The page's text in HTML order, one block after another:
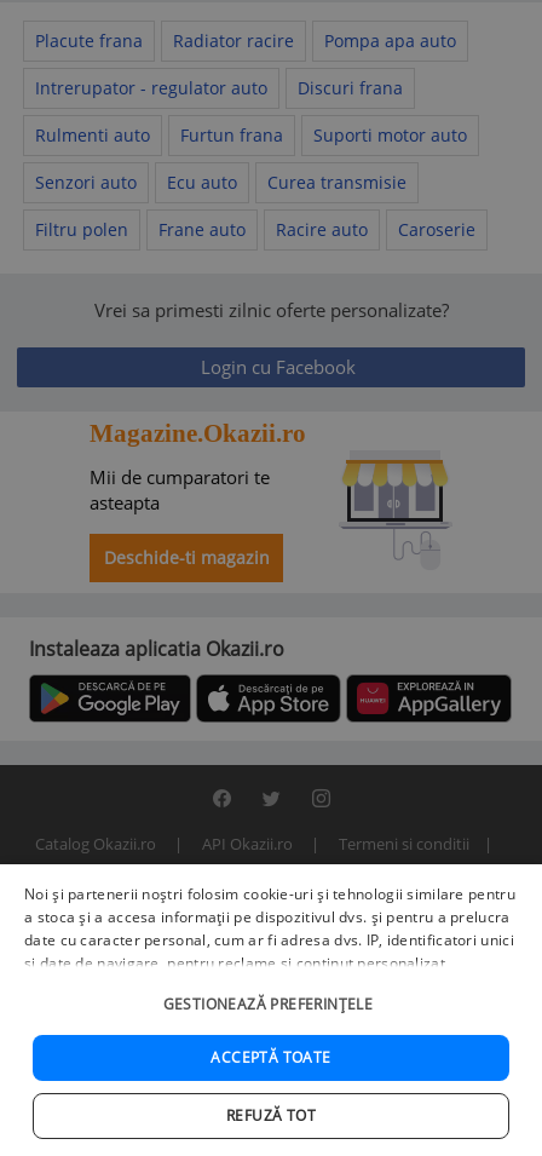
Acasa Cautare Cos Favorite Contul meu
Placute frana Radiator racire Pompa apa auto
Intrerupator - regulator auto Discuri frana
Rulmenti auto Furtun frana Suporti motor auto
Senzori auto Ecu auto Curea transmisie
Filtru polen Frane auto Racire auto Caroserie
Vrei sa primesti zilnic oferte personalizate?
Login cu Facebook
Magazine.Okazii.ro
Mii de cumparatori te
asteapta
Deschide-ti magazin
Instaleaza aplicatia Okazii.ro
Catalog Okazii.ro API Okazii.ro
Termeni si conditii
© 2000 - 2026 S.C. BITFACTOR S.R.L.
Noi și partenerii noștri folosim cookie-uri și tehnologii similare pentru
a stoca și a accesa informații pe dispozitivul dvs. și pentru a prelucra
date cu caracter personal, cum ar fi adresa dvs. IP, identificatori unici
și date de navigare, pentru reclame și conținut personalizat,
îmbunătățirea serviciilor.Furnizori terți (225)pot, de asemenea,
prelucra datele dvs. în aceste și alte scopuri, inclusiv folosind date
precise de geolocalizare și caracteristici ale dispozitivului. Opțiunile
dvs. se aplică doar acestui site web. Unii furnizori se pot baza pe
interes legitim în loc de consimțământ; aveți dreptul să vă opuneți în
. Vă puteți retrage consimțământul în orice
GESTIONEAZĂ PREFERINȚELE
ACCEPTĂ TOATE
REFUZĂ TOT